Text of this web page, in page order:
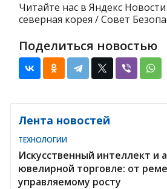
Читайте нас в Яндекс
северная корея / Совет
Поделиться новостью
Лента новостей
ТЕХНОЛОГИИ
Искусственный интеллект и
ювелирной торговле: от
управляемому росту